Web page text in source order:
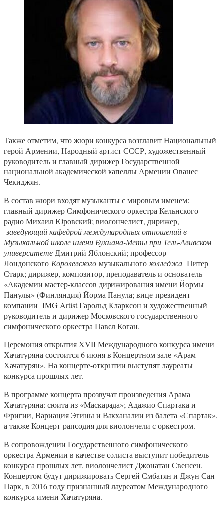
Также отметим, что жюри конкурса возглавит Национальный
герой Армении, Народный артист СССР, художественный
руководитель и главный дирижер Государственной
национальной академической капеллы Армении Ованес
Чекиджян.
В состав жюри входят музыканты с мировым именем:
главный дирижер Симфонического оркестра Кельнского
радио Михаил Юровский; виолончелист, дирижер,
заведующий кафедрой международных отношений в
Музыкальной школе имени Бухмана-Меты при Тель-Авивском
университете Дмитрий Яблонский; профессор
Лондонского Королевского музыкального колледжа Питер
Старк; дирижер, композитор, преподаватель и основатель
«Академии мастер-классов дирижирования имени Йормы
Панулы» (Финляндия) Йорма Панула; вице-президент
компании IMG Artist Гарольд Кларксон и художественный
руководитель и дирижер Московского государственного
симфонического оркестра Павел Коган.
Церемония открытия XVII Международного конкурса имени
Хачатуряна состоится 6 июня в Концертном зале «Арам
Хачатурян». На концерте-открытии выступят лауреаты
конкурса прошлых лет.
В программе концерта прозвучат произведения Арама
Хачатуряна: сюита из «Маскарада»; Адажио Спартака и
Фригии, Вариация Эгины и Вакханалии из балета «Спартак»,
а также Концерт-рапсодия для виолончели с оркестром.
В сопровождении Государственного симфонического
оркестра Армении в качестве солиста выступит победитель
конкурса прошлых лет, виолончелист Джонатан Свенсен.
Концертом будут дирижировать Сергей Смбатян и Джун Сан
Парк, в 2016 году признанный лауреатом Международного
конкурса имени Хачатуряна.